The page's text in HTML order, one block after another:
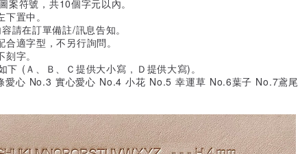
符號，共10個字元以內。
置中。
請在訂單備註/訊息告知。
適字型，不另行詢問。
字。
(Ａ、Ｂ、Ｃ提供大小寫 , Ｄ提供大寫)。
愛心 No.3 實心愛心 No.4 小花 No.5 幸運草 No.6葉子 No.7鳶尾